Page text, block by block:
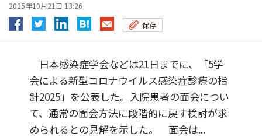
2025年10月21日 13:26
保存
日本感染症学会などは21日までに、「5学
会による新型コロナウイルス感染症診療の指
針2025」を公表した。入院患者の面会につい
て、通常の面会方法に段階的に戻す検討が求
められるとの見解を示した。 面会は...